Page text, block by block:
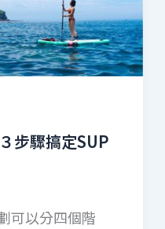
步驟搞定SUP
可以分四個階